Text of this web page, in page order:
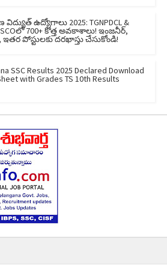
ఉద్యోగాలు 2025: TGNPDCL &
700+ కొత్త అవకాశాలు! ఇంజనీర్,
పోస్టులకు దరఖాస్తు చేసుకోండి!
SSC Results 2025 Declared Download
with Grades TS 10th Results